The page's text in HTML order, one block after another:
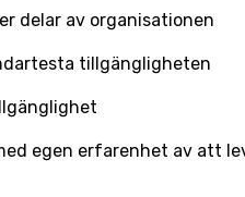
delar av organisationen
tillgängligheten
egen erfarenhet av att